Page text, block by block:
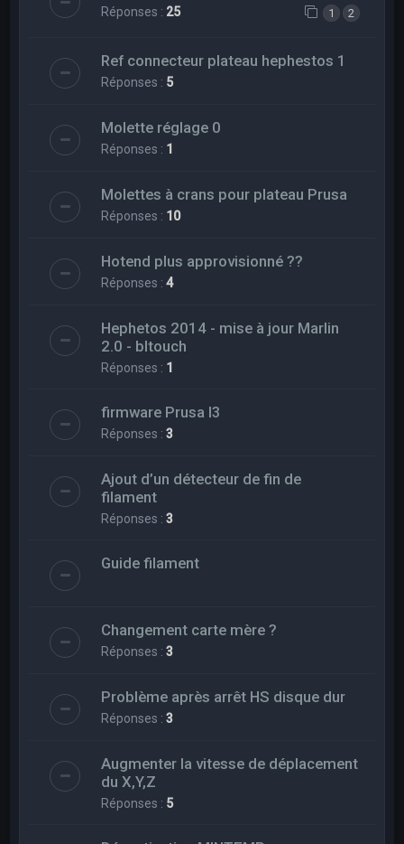
Réponses : 25 1 2
Ref connecteur plateau hephestos 1
Réponses : 5
Molette réglage 0
Réponses : 1
Molettes à crans pour plateau Prusa
Réponses : 10
Hotend plus approvisionné ??
Réponses :4
Hephetos 2014 - mise à jour Marlin
2.0 - bltouch
Réponses : 1
firmware Prusa I3
Réponses :3
Ajout d’un détecteur de fin de
filament
Réponses :3
Guide filament
Changement carte mère ?
Réponses :3
Problème après arrêt HS disque dur
Réponses :3
Augmenter la vitesse de déplacement
du X,Y,Z
Réponses : 5